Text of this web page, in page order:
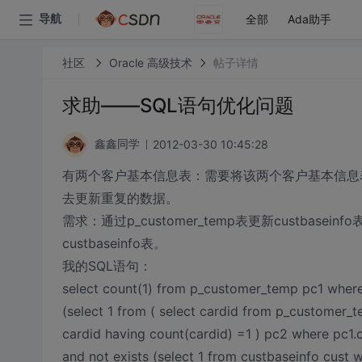
导航 全部 Ada助手
社区 Oracle 高级技术 帖子详情
求助——SQL语句优化问题
鑫鑫同学 2012-03-30 10:45:28
有两个客户基本信息表：需要将该两个客户基本信
去更新重复的数据。
需求：通过p_customer_temp表更新custbaseinfo
custbaseinfo表。
我的SQL语句：
select count(1) from p_customer_temp pc1
(select 1 from ( select cardid from
cardid having count(cardid) =1 ) pc2 where
and not exists (select 1 from custbaseinfo cust